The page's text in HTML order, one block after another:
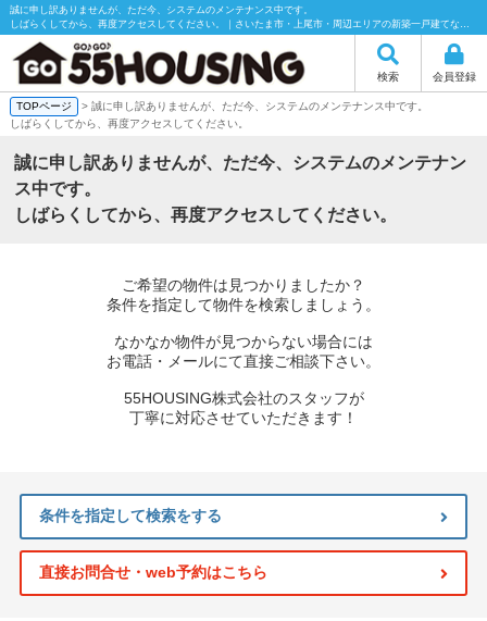
誠に申し訳ありませんが、ただ今、システムのメンテナンス中です。
しばらくしてから、再度アクセスしてください。｜さいたま市・上尾市・周辺エリアの新築一戸建てなら55HOUSING（55ハウジング）にお任せください！
検索 会員登録
TOPページ
> 誠に申し訳ありませんが、ただ今、システムのメンテナンス中です。
しばらくしてから、再度アクセスしてください。
誠に申し訳ありませんが、ただ今、システムのメンテナン
ス中です。
しばらくしてから、再度アクセスしてください。
ご希望の物件は見つかりましたか？
条件を指定して物件を検索しましょう。
なかなか物件が見つからない場合には
お電話・メールにて直接ご相談下さい。
55HOUSING株式会社のスタッフが
丁寧に対応させていただきます！
条件を指定して検索をする
直接お問合せ・web予約はこちら